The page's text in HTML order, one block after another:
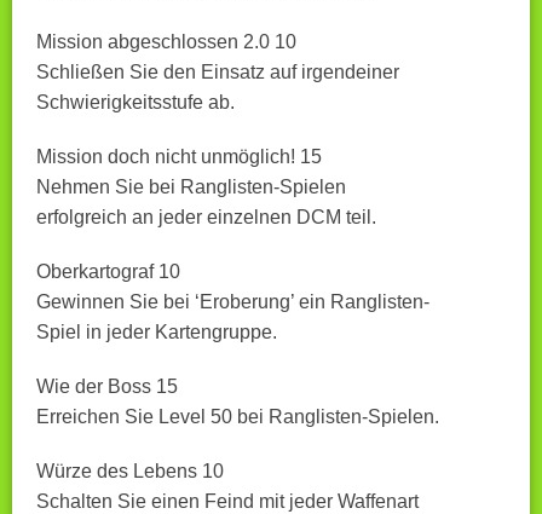
Mission abgeschlossen 2.0 10
Schließen Sie den Einsatz auf irgendeiner
Schwierigkeitsstufe ab.
Mission doch nicht unmöglich! 15
Nehmen Sie bei Ranglisten-Spielen
erfolgreich an jeder einzelnen DCM teil.
Oberkartograf 10
Gewinnen Sie bei ‘Eroberung’ ein Ranglisten-
Spiel in jeder Kartengruppe.
Wie der Boss 15
Erreichen Sie Level 50 bei Ranglisten-Spielen.
Würze des Lebens 10
Schalten Sie einen Feind mit jeder Waffenart